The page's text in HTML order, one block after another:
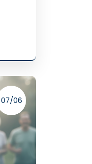
07/06